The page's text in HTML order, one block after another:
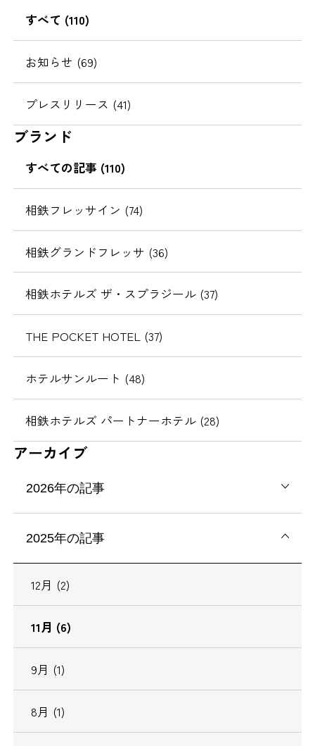
すべて (110)
お知らせ (69)
プレスリリース (41)
ブランド
すべての記事 (110)
相鉄フレッサイン (74)
相鉄グランドフレッサ (36)
相鉄ホテルズ ザ・スプラジール (37)
THE POCKET HOTEL (37)
ホテルサンルート (48)
相鉄ホテルズ パートナーホテル (28)
アーカイブ
2026年の記事
2025年の記事
12月 (2)
11月 (6)
9月 (1)
8月 (1)